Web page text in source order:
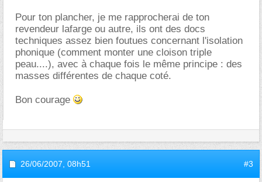
Pour ton plancher, je me rapprocherai de ton
revendeur lafarge ou autre, ils ont des docs
techniques assez bien foutues concernant l'isolation
phonique (comment monter une cloison triple
peau....), avec à chaque fois le même principe : des
masses différentes de chaque coté.
Bon courage
26/06/2007, 08h51 #3